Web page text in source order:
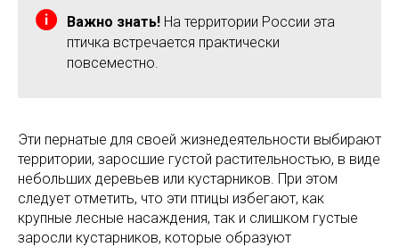
Важно знать! На территории России эта
птичка встречается практически
повсеместно.
Эти пернатые для своей жизнедеятельности выбирают
территории, заросшие густой растительностью, в виде
небольших деревьев или кустарников. При этом
следует отметить, что эти птицы избегают, как
крупные лесные насаждения, так и слишком густые
заросли кустарников, которые образуют